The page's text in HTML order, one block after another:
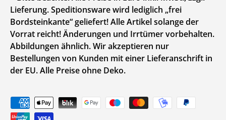
Lieferung. Speditionsware wird lediglich „frei
Bordsteinkante“ geliefert! Alle Artikel solange der
Vorrat reicht! Änderungen und Irrtümer vorbehalten.
Abbildungen ähnlich. Wir akzeptieren nur
Bestellungen von Kunden mit einer Lieferanschrift in
der EU. Alle Preise ohne Deko.
Zahlungsmethoden